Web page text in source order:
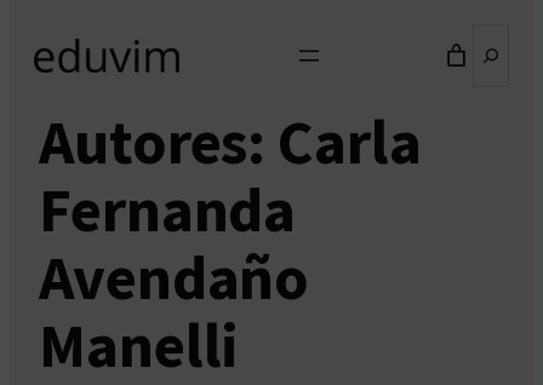
Autores: Carla
Fernanda
Avendaño
Manelli